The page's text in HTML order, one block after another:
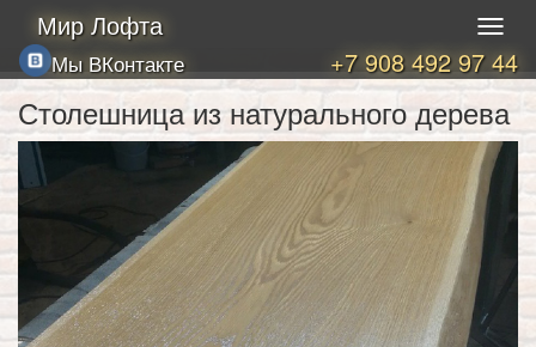
Мир Лофта
+7 908 492 97 44
Мы ВКонтакте
Столешница из натурального дерева